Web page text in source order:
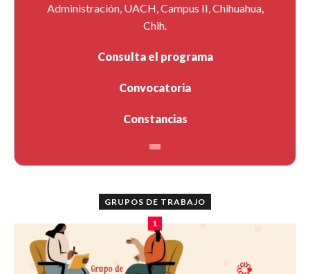
Administración, UACH, Campus II, Chihuahua,
Chih.
Consulta el programa
Convocatoria
Constancias
GRUPOS DE TRABAJO
1